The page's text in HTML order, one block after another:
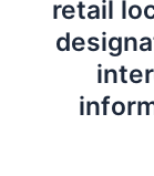
retail